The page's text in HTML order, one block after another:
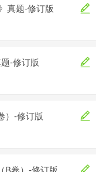
真题-修订版
-修订版
）-修订版
B卷）-修订版